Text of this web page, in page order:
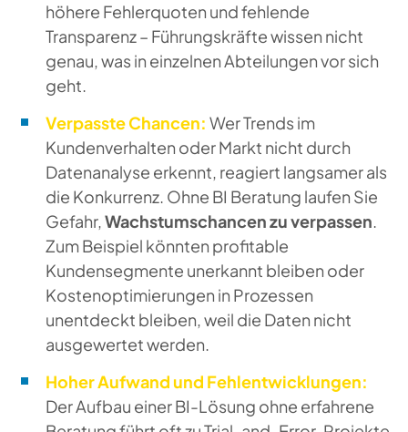
höhere Fehlerquoten und fehlende
Transparenz – Führungskräfte wissen nicht
genau, was in einzelnen Abteilungen vor sich
geht.
Verpasste Chancen: Wer Trends im
Kundenverhalten oder Markt nicht durch
Datenanalyse erkennt, reagiert langsamer als
die Konkurrenz. Ohne BI Beratung laufen Sie
Gefahr,Wachstumschancen zu verpassen.
Zum Beispiel könnten profitable
Kundensegmente unerkannt bleiben oder
Kostenoptimierungen in Prozessen
unentdeckt bleiben, weil die Daten nicht
ausgewertet werden.
Hoher Aufwand und Fehlentwicklungen:
Der Aufbau einer BI-Lösung ohne erfahrene